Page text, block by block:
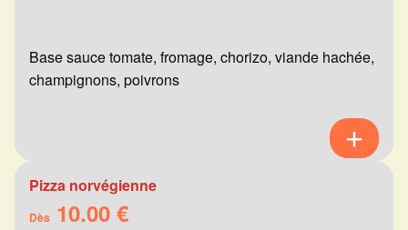
Base sauce tomate, fromage, chorizo, viande hachée,
champignons, poivrons
Pizza norvégienne
Dès 10.00 €